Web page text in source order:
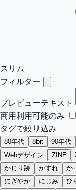
スリム
フィルター
プレビューテキスト
商用利用可能のみ
タグで絞り込み
80年代 8bit 90年代
Webデザイン
ZINE
かじり跡
かすれ か
にぎやか
にじみ ひ